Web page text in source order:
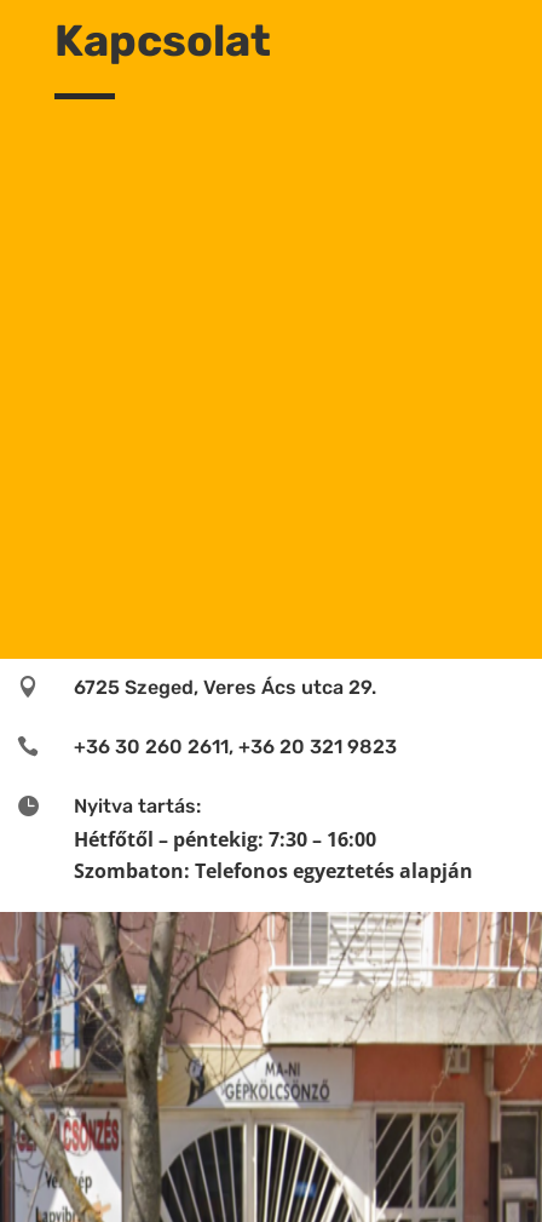
Kapcsolat
 6725 Szeged, Veres Ács utca 29.
 +36 30 260 2611, +36 20 321 9823
 Nyitva tartás:
Hétfőtől – péntekig: 7:30 – 16:00
Szombaton: Telefonos egyeztetés alapján